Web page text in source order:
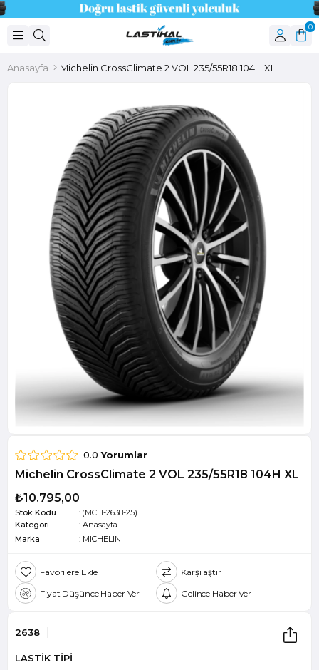
0
Anasayfa Michelin CrossClimate 2 VOL 235/55R18 104H XL
0.0 Yorumlar
Michelin CrossClimate 2 VOL 235/55R18 104H XL
₺10.795,00
Stok Kodu
(MCH-2638-25)
Kategori
: Anasayfa
Marka
: MICHELIN
Favorilere Ekle
Karşılaştır
Fiyat Düşünce Haber Ver
Gelince Haber Ver
2638
LASTİK TİPİ